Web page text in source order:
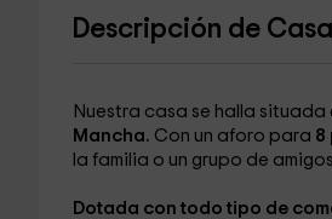
Descripción de
Nuestra casa se halla situada
Mancha. Con un aforo para 8
la familia o un grupo de
Dotada con todo tipo de